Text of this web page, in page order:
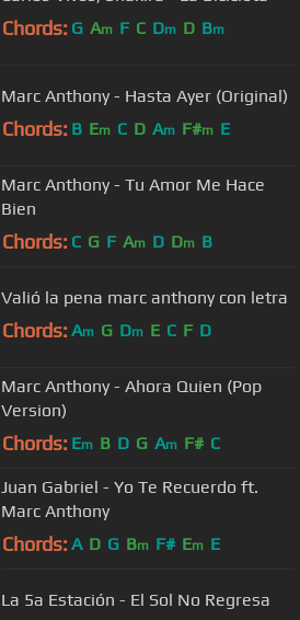
Chords: G Am F C Dm D Bm
Marc Anthony - Hasta Ayer (Original)
Chords: B Em C D Am F#m E
Marc Anthony - Tu Amor Me Hace
Bien
Chords: C G F Am D Dm B
Valió la pena marc anthony con letra
Chords: Am G Dm E C F D
Marc Anthony - Ahora Quien (Pop
Version)
Chords: Em B D G Am F# C
Juan Gabriel - Yo Te Recuerdo ft.
Marc Anthony
Chords: A D G Bm F# Em E
La 5a Estación - El Sol No Regresa